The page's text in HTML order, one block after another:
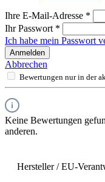
Ihre E-Mail-Adresse *
Ihr Passwort *
Ich habe mein Passwort
Anmelden
Abbrechen
Bewertungen nur in der
Keine Bewertungen
anderen.
Hersteller / EU-